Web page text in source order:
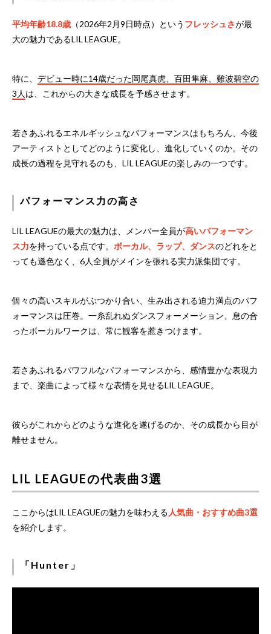
平均年齢18.8歳 （2026年2月9日時点）という フレッシュさが最
大の魅力であるLIL LEAGUE。
特に、 デビュー時に14歳だった岡尾真虎、百田隼麻、難波碧空の
3人 は、これからの大きな成長を予感させます。
若さあふれるエネルギッシュなパフォーマンスはもちろん、今後
アーティストとしてどのように変化し、進化していくのか。その
成長の過程を見守れるのも、LIL LEAGUEの楽しみの一つです。
パフォーマンス力の高さ
LIL LEAGUEの最大の魅力は、メンバー全員が高いパフォーマン
ス力を持っている点です。 ボーカル、ラップ、ダンスのどれをと
っても遜色なく、6人全員がメインを張れる実力派集団です。
個々の高いスキルがぶつかり合い、生み出される迫力満点のパフ
ォーマンスは圧巻。一糸乱れぬダンスフォーメーション、息の合
ったボーカルワークは、常に観客を惹きつけます。
若さあふれるパワフルなパフォーマンスから、感情豊かな表現力
まで、楽曲によって様々な表情を見せるLIL LEAGUE。
彼らがこれからどのような進化を遂げるのか、その成長から目が
離せません。
LIL LEAGUEの代表曲3選
ここからはLIL LEAGUEの魅力を味わえる 人気曲・おすすめ曲3選
を紹介します。
「Hunter」